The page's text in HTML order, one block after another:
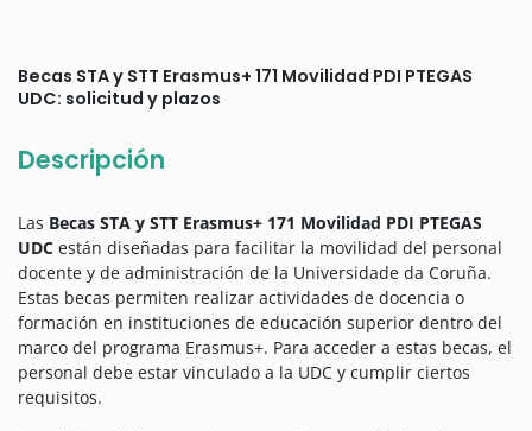
Becas STA y STT Erasmus+ 171 Movilidad PDI PTEGAS
UDC: solicitud y plazos
Descripción
Las Becas STA y STT Erasmus+ 171 Movilidad PDI PTEGAS
UDC están diseñadas para facilitar la movilidad del personal
docente y de administración de la Universidade da Coruña.
Estas becas permiten realizar actividades de docencia o
formación en instituciones de educación superior dentro del
marco del programa Erasmus+. Para acceder a estas becas, el
personal debe estar vinculado a la UDC y cumplir ciertos
requisitos.